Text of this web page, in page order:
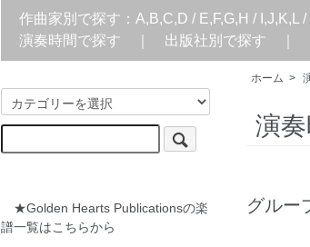
作曲家別で探す： A,B,C,D / E,F,G,H / I,J,K,L /
演奏時間で探す
出版社別で探す
ホーム >
演
グルー
★Golden Hearts Publicationsの楽
譜一覧はこちらから